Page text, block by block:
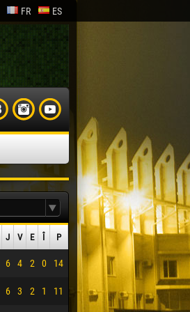
FR ES
J V E Î P
6 4 2 0 14
6 3 2 1 11